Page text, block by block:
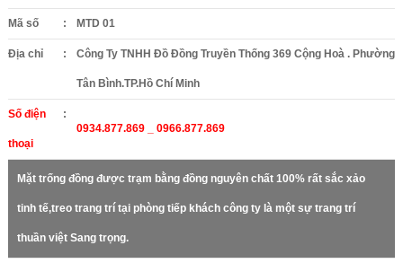
Mã số : MTD 01
Địa chỉ : Công Ty TNHH Đồ Đồng Truyền Thống 369 Cộng Hoà . Phường
Tân Bình.TP.Hồ Chí Minh
Số điện
thoại
:
0934.877.869 _ 0966.877.869
Mặt trống đồng được trạm bằng đồng nguyên chất 100% rất sắc xảo
tinh tế,treo trang trí tại phòng tiếp khách công ty là một sự trang trí
thuần việt Sang trọng.